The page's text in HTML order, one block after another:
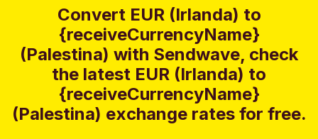
Convert EUR (Irlanda) to
{receiveCurrencyName}
(Palestina) with Sendwave, check
the latest EUR (Irlanda) to
{receiveCurrencyName}
(Palestina) exchange rates for free.